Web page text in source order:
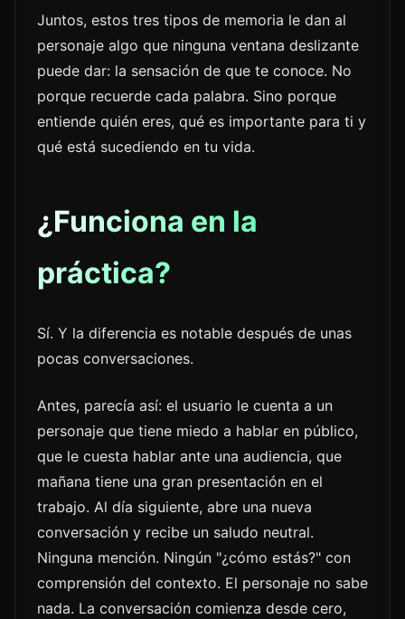
Juntos, estos tres tipos de memoria le dan al
personaje algo que ninguna ventana deslizante
puede dar: la sensación de que te conoce. No
porque recuerde cada palabra. Sino porque
entiende quién eres, qué es importante para ti y
qué está sucediendo en tu vida.
¿Funciona en la
práctica?
Sí. Y la diferencia es notable después de unas
pocas conversaciones.
Antes, parecía así: el usuario le cuenta a un
personaje que tiene miedo a hablar en público,
que le cuesta hablar ante una audiencia, que
mañana tiene una gran presentación en el
trabajo. Al día siguiente, abre una nueva
conversación y recibe un saludo neutral.
Ninguna mención. Ningún "¿cómo estás?" con
comprensión del contexto. El personaje no sabe
nada. La conversación comienza desde cero,